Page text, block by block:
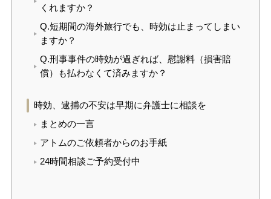
くれますか？
Q.短期間の海外旅行でも、時効は止まってしまい
ますか？
Q.刑事事件の時効が過ぎれば、慰謝料（損害賠
償）も払わなくて済みますか？
時効、逮捕の不安は早期に弁護士に相談を
まとめの一言
アトムのご依頼者からのお手紙
24時間相談ご予約受付中